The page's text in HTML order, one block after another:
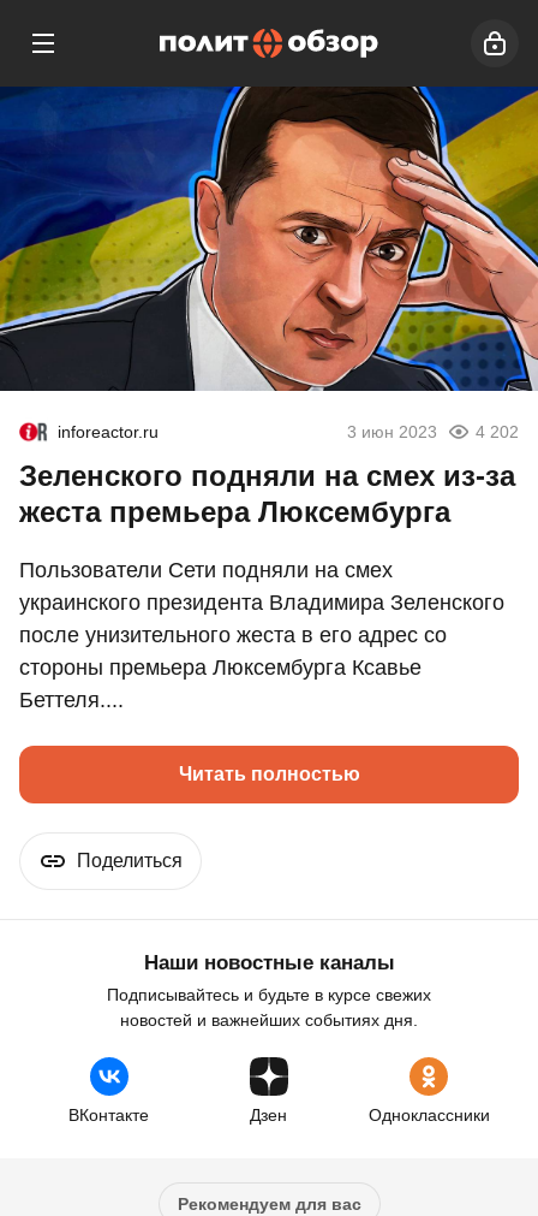
inforeactor.ru 3 июн 2023 4 202
Зеленского подняли на смех из-за
жеста премьера Люксембурга
Пользователи Сети подняли на смех
украинского президента Владимира Зеленского
после унизительного жеста в его адрес со
стороны премьера Люксембурга Ксавье
Беттеля....
Читать полностью
Поделиться
Наши новостные каналы
Подписывайтесь и будьте в курсе свежих
новостей и важнейших событиях дня.
ВКонтакте Дзен Одноклассники
Рекомендуем для вас